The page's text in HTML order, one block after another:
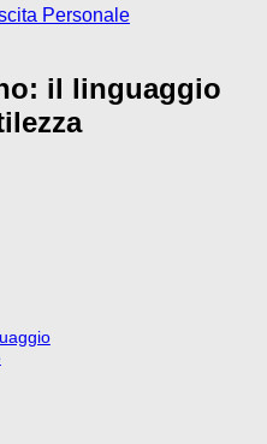
Personale
il linguaggio